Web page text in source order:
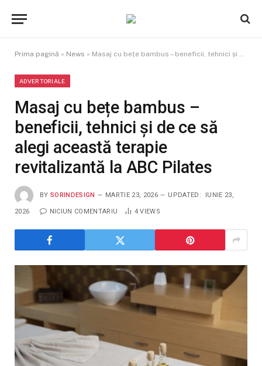
Prima pagină » News » Masaj cu bețe bambus – beneficii, tehnici și de ce să alegi această terapie revitalizantă la ABC Pilates
ADVERTORIALE
Masaj cu bețe bambus –
beneficii, tehnici și de ce să
alegi această terapie
revitalizantă la ABC Pilates
BY SORINDESIGN MARTIE 23, 2026 UPDATED: IUNIE 23,
2026 NICIUN COMENTARIU 4VIEWS